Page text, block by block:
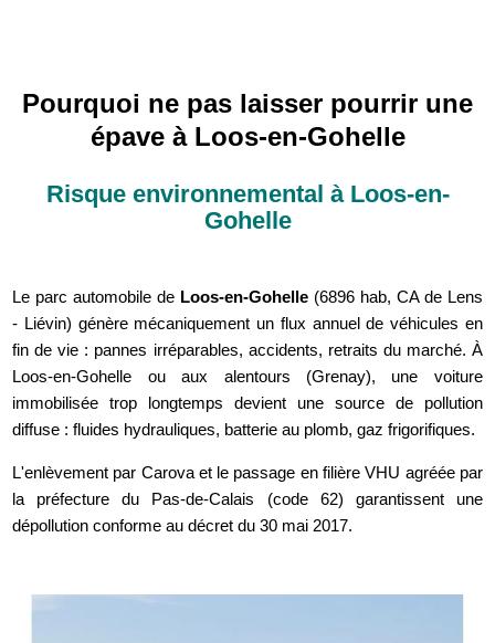
Pourquoi ne pas laisser pourrir une
épave à Loos-en-Gohelle
Risque environnemental à Loos-en-
Gohelle
Le parc automobile de Loos-en-Gohelle (6896 hab, CA de Lens
- Liévin) génère mécaniquement un flux annuel de véhicules en
fin de vie : pannes irréparables, accidents, retraits du marché. À
Loos-en-Gohelle ou aux alentours (Grenay), une voiture
immobilisée trop longtemps devient une source de pollution
diffuse : fluides hydrauliques, batterie au plomb, gaz frigorifiques.
L'enlèvement par Carova et le passage en filière VHU agréée par
la préfecture du Pas-de-Calais (code 62) garantissent une
dépollution conforme au décret du 30 mai 2017.